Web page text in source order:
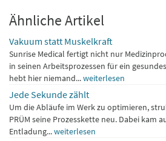
Ähnliche Artikel
Vakuum statt Muskelkraft
Sunrise Medical fertigt nicht nur
in seinen Arbeitsprozessen für ein
hebt hier niemand...weiterlesen
Jede Sekunde zählt
Um die Abläufe im Werk zu optimieren,
PRÜM seine Prozesskette neu. Dabei kam
Entladung...weiterlesen